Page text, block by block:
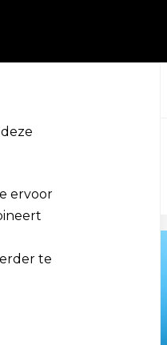
ervoor
te